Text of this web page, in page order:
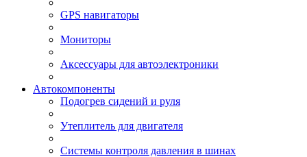
GPS навигаторы
Мониторы
Аксессуары для автоэлектроники
Автокомпоненты
Подогрев сидений и руля
Утеплитель для двигателя
Системы контроля давления в шинах